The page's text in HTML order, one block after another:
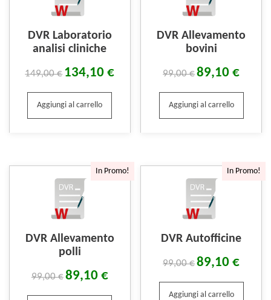
DVR Laboratorio
analisi cliniche
149,00€ 134,10€
Aggiungi al carrello
DVR Allevamento
bovini
99,00€89,10€
Aggiungi al carrello
In Promo!
DVR Allevamento
polli
99,00€89,10 €
In Promo!
DVR Autofficine
99,00€89,10€
Aggiungi al carrello